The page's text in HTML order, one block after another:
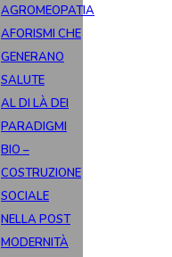
AGROMEOPATIA
AFORISMI CHE
GENERANO
SALUTE
AL DI LÀ DEI
PARADIGMI
BIO –
COSTRUZIONE
SOCIALE
NELLA POST
MODERNITÀ